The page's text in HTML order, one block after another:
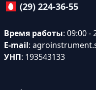
(29) 224-36-55
Время работы: 09:00 -
E-mail:
УНП: 193543133